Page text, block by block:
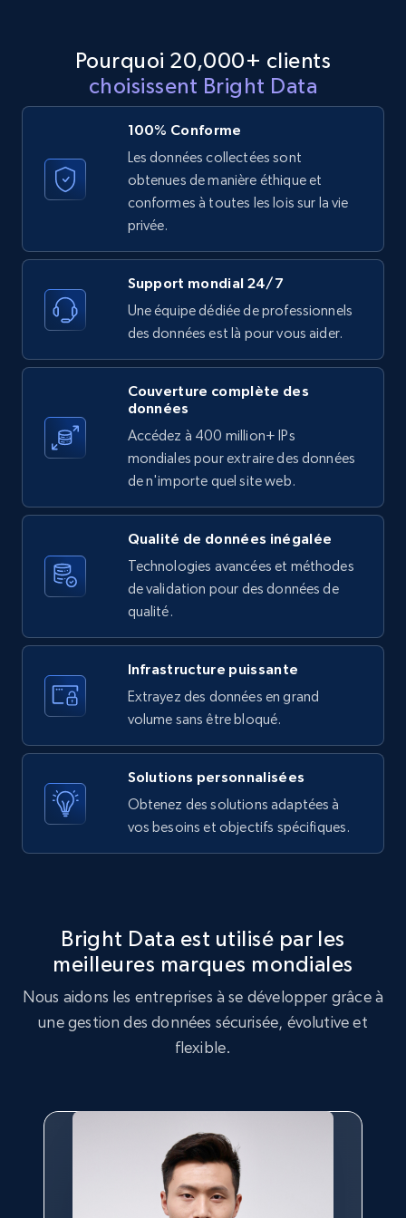
Reviews count shop, Reviews count item, Initial
price, and more.
323+
Etsy - Collect data on products using
URL, Product id, Listing inventory id, Title, Rating,
Reviews count shop, Reviews count item, Initial
price, and more.
1.9K+ 323+ Essai gratuit
Etsy - Collects data from shop's URL
URL, Product id, Listing inventory id, Title, Rating,
price, and more.
1.9K+ 323+ Essai gratuit
Asin, URL, Name, Sponsored, Initial price, Final
price, Currency, Sold, and more.
1.6K+ 181+ Essai gratuit
1.3K+ 176+ Essai gratuit
Target - Gather data on products using
Rating, Reviews count, Initial price, Discount,
176+
Pourquoi 20,000+ clients
choisissent Bright Data
100% Conforme
Les données collectées sont
obtenues de manière éthique et
conformes à toutes les lois sur la vie
privée.
Support mondial 24/7
Une équipe dédiée de professionnels
des données est là pour vous aider.
Couverture complète des
données
Accédez à 400 million+ IPs
mondiales pour extraire des données
de n'importe quel site web.
Qualité de données inégalée
Technologies avancées et méthodes
de validation pour des données de
qualité.
Infrastructure puissante
Extrayez des données en grand
volume sans être bloqué.
Solutions personnalisées
Obtenez des solutions adaptées à
vos besoins et objectifs spécifiques.
Bright Data est utilisé par les
meilleures marques mondiales
Nous aidons les entreprises à se développer grâce à
une gestion des données sécurisée, évolutive et
flexible.